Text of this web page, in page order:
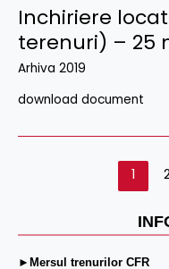
►Mersul trenurilor CFR
Inchiriere
terenuri) – 25
Arhiva 2019
download document
1